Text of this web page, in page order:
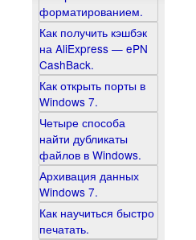
форматированием.
Как получить кэшбэк
на AliExpress — ePN
CashBack.
Как открыть порты в
Windows 7.
Четыре способа
найти дубликаты
файлов в Windows.
Архивация данных
Windows 7.
Как научиться быстро
печатать.